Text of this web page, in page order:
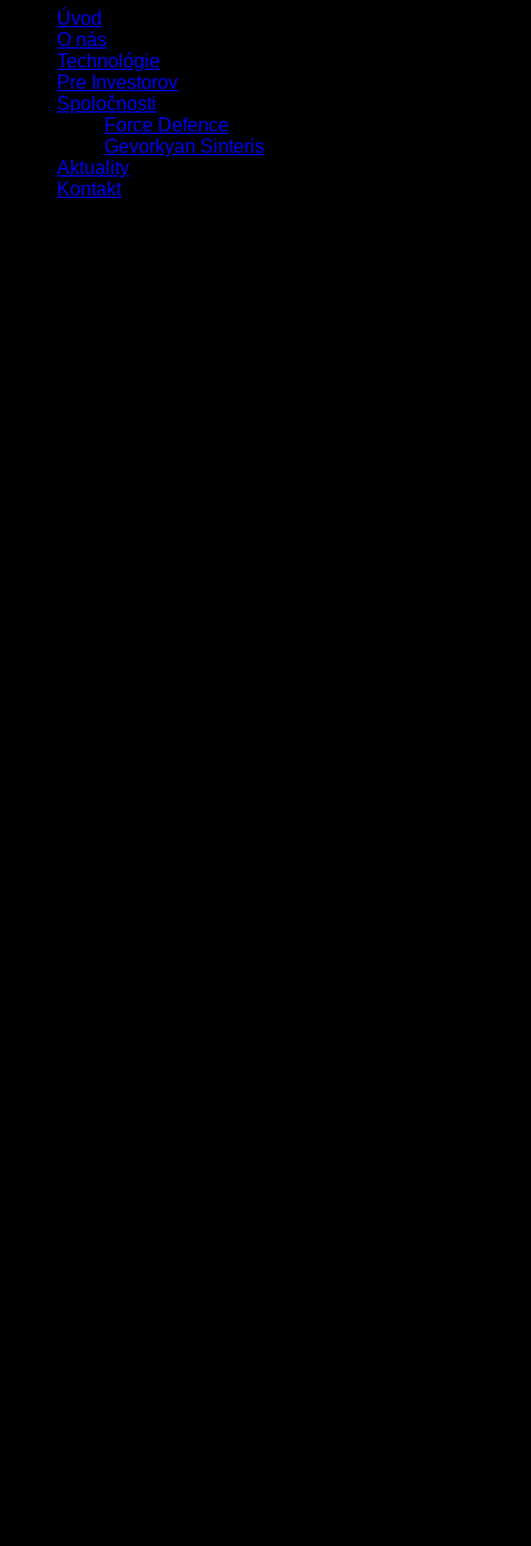
Úvod
O nás
Technológie
Pre Investorov
Spoločnosti
Force Defence
Gevorkyan Sinteris
Aktuality
Kontakt